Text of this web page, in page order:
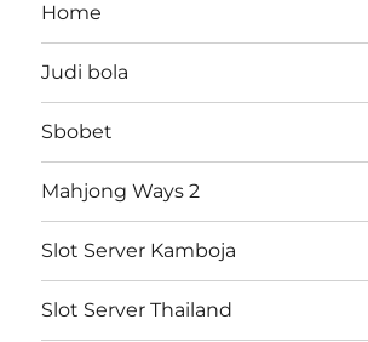
Home
Judi bola
Sbobet
Mahjong Ways 2
Slot Server Kamboja
Slot Server Thailand